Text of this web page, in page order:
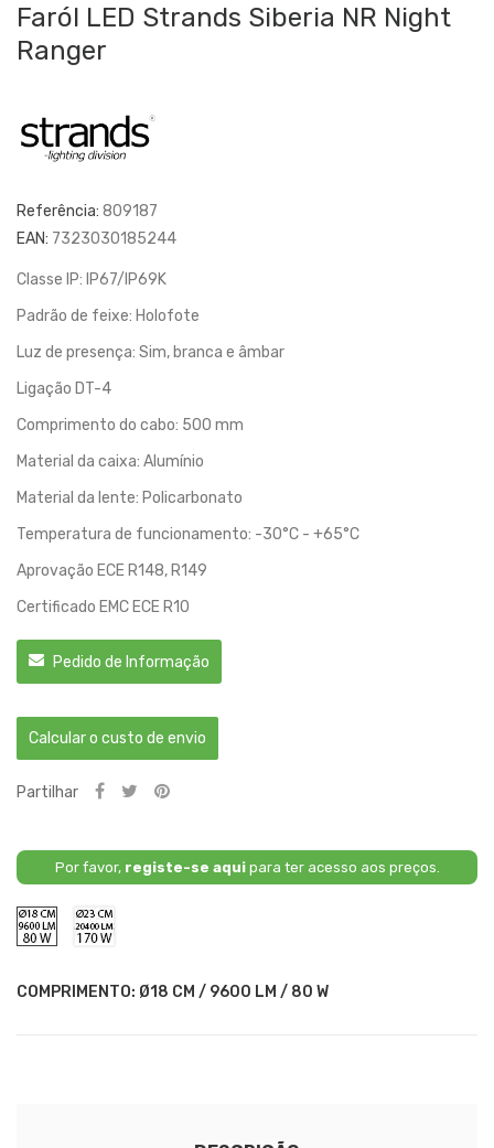
Faról LED Strands Siberia NR Night
Ranger
Referência: 809187
EAN: 7323030185244
Classe IP: IP67/IP69K
Padrão de feixe: Holofote
Luz de presença: Sim, branca e âmbar
Ligação DT-4
Comprimento do cabo: 500 mm
Material da caixa: Alumínio
Material da lente: Policarbonato
Temperatura de funcionamento: -30°C - +65°C
Aprovação ECE R148, R149
Certificado EMC ECE R10
Pedido de Informação
Calcular o custo de envio
Partilhar
Por favor, registe-se aquipara ter acesso aos preços.
COMPRIMENTO: Ø18 CM / 9600 LM / 80 W
Ø18
CM
LM
CM
LM